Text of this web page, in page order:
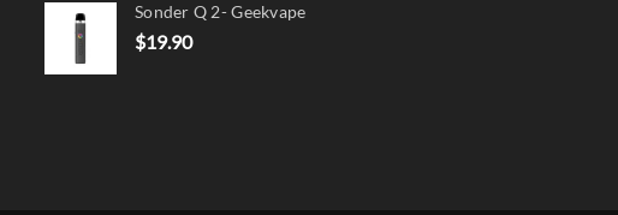
Sonder Q 2- Geekvape
$19.90